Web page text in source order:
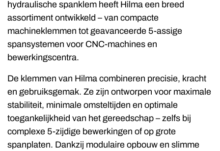
hydraulische spanklem heeft Hilma een breed
assortiment ontwikkeld – van compacte
machineklemmen tot geavanceerde 5-assige
spansystemen voor CNC-machines en
bewerkingscentra.
De klemmen van Hilma combineren precisie, kracht
en gebruiksgemak. Ze zijn ontworpen voor maximale
stabiliteit, minimale omsteltijden en optimale
toegankelijkheid van het gereedschap – zelfs bij
complexe 5-zijdige bewerkingen of op grote
spanplaten. Dankzij modulaire opbouw en slimme